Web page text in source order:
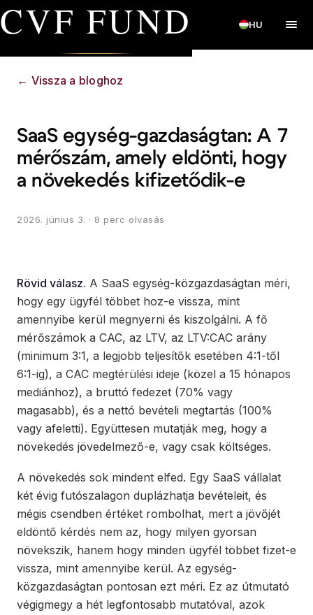
CVF FUND HU
← Vissza a bloghoz
SaaS egység-gazdaságtan: A 7
mérőszám, amely eldönti, hogy
a növekedés kifizetődik-e
2026. június 3. · 8 perc olvasás
Rövid válasz. A SaaS egység-közgazdaságtan méri,
hogy egy ügyfél többet hoz-e vissza, mint
amennyibe kerül megnyerni és kiszolgálni. A fő
mérőszámok a CAC, az LTV, az LTV:CAC arány
(minimum 3:1, a legjobb teljesítők esetében 4:1-től
6:1-ig), a CAC megtérülési ideje (közel a 15 hónapos
mediánhoz), a bruttó fedezet (70% vagy
magasabb), és a nettó bevételi megtartás (100%
vagy afeletti). Együttesen mutatják meg, hogy a
növekedés jövedelmező-e, vagy csak költséges.
A növekedés sok mindent elfed. Egy SaaS vállalat
két évig futószalagon duplázhatja bevételeit, és
mégis csendben értéket rombolhat, mert a jövőjét
eldöntő kérdés nem az, hogy milyen gyorsan
növekszik, hanem hogy minden ügyfél többet fizet-e
vissza, mint amennyibe kerül. Az egység-
közgazdaságtan pontosan ezt méri. Ez az útmutató
végigmegy a hét legfontosabb mutatóval, azok